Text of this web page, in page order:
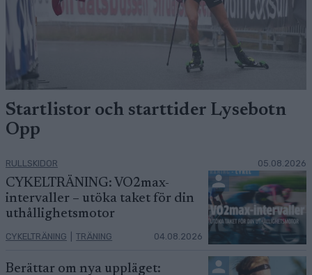
Startlistor och starttider Lysebotn
Opp
RULLSKIDOR 05.08.2026
CYKELTRÄNING: VO2max-
intervaller – utöka taket för din
uthållighetsmotor
CYKELTRÄNING TRÄNING 04.08.2026
Berättar om nya uppläget: